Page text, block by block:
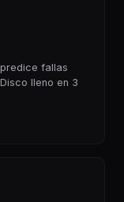
fallas
lleno en 3